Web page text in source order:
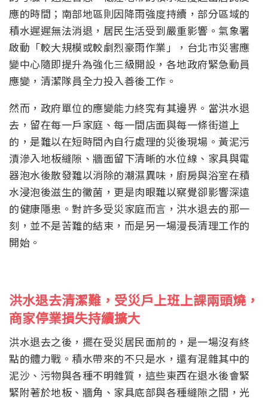
應的時間；南部地區則因降雨強度持續，部分區域的
積水遲遲無法消退，居民生活受到嚴重影響。氣象署
啟動「較大規模或較劇烈豪雨作業」，台北市災害應
變中心隨即提升為強化三級開設，各地政府緊急動員
應變，清潔隊員全力投入善後工作。
然而，政府單位的應變能力終究有其邊界。當洪水退
去，留在每一戶家庭、每一間店面與每一條街道上
的，是難以在短時間內自行處理的災後現場。黃泥污
漬滲入地板縫隙、牆面留下清晰的水位線、家具與電
器泡水後散發難以消除的潮濕異味，廚房與浴室在積
水浸泡後滋生的黴菌，更是肉眼難以察覺卻影響深遠
的健康隱患。對許多受災家庭而言，洪水退去的那一
刻，並不是苦難的結束，而是另一場漫長清理工作的
開始。
洪水退去清潔難，受災戶上班上課兩頭燒，
商家停業損失持續擴大
洪水退去之後，擺在受災居民面前的，是一場沒有終
點的體力戰。積水帶來的不只是水，還有混雜其中的
泥沙、污物與各種不明雜質，這些東西在退水後會緊
緊附著於地板、牆角、家具底部與各種縫隙之間，光